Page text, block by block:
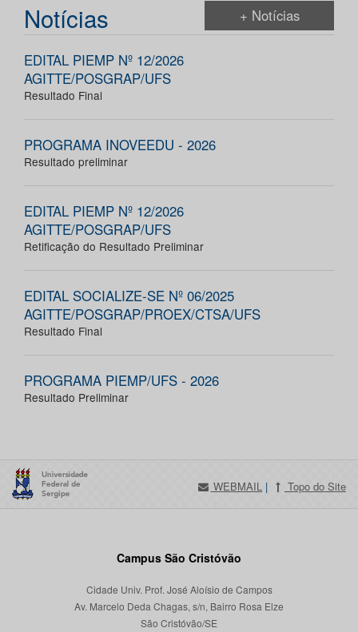
Notícias + Notícias
EDITAL PIEMP Nº 12/2026
AGITTE/POSGRAP/UFS
Resultado Final
PROGRAMA INOVEEDU - 2026
Resultado preliminar
EDITAL PIEMP Nº 12/2026
AGITTE/POSGRAP/UFS
Retificação do Resultado Preliminar
EDITAL SOCIALIZE-SE Nº 06/2025
AGITTE/POSGRAP/PROEX/CTSA/UFS
Resultado Final
PROGRAMA PIEMP/UFS - 2026
Resultado Preliminar
WEBMAIL | Topo do Site
Campus São Cristóvão
Cidade Univ. Prof. José Aloísio de Campos
Av. Marcelo Deda Chagas, s/n, Bairro Rosa Elze
São Cristóvão/SE